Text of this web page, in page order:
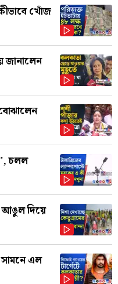
খোঁজ
জানালেন
চলল
আঙুল দিয়ে
সামনে এল